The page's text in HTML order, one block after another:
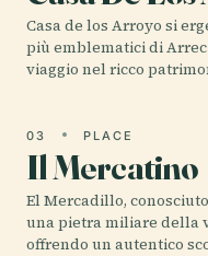
Casa de los Arroyo si
più emblematici di
viaggio nel ricco
03 PLACE
Il Mercatino
El Mercadillo,
una pietra miliare della
offrendo un autentico